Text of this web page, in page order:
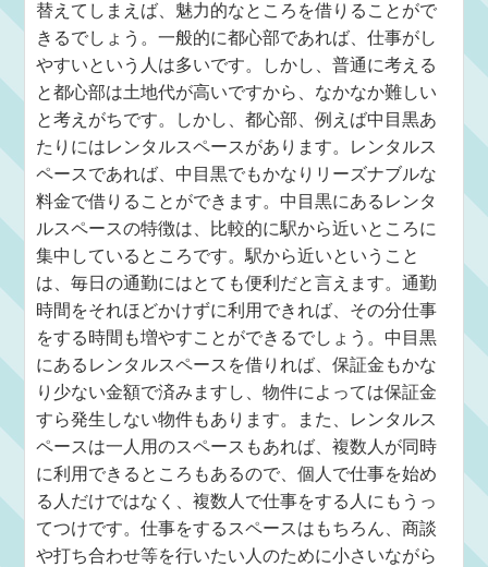
替えてしまえば、魅力的なところを借りることがで
きるでしょう。一般的に都心部であれば、仕事がし
やすいという人は多いです。しかし、普通に考える
と都心部は土地代が高いですから、なかなか難しい
と考えがちです。しかし、都心部、例えば中目黒あ
たりにはレンタルスペースがあります。レンタルス
ペースであれば、中目黒でもかなりリーズナブルな
料金で借りることができます。中目黒にあるレンタ
ルスペースの特徴は、比較的に駅から近いところに
集中しているところです。駅から近いということ
は、毎日の通勤にはとても便利だと言えます。通勤
時間をそれほどかけずに利用できれば、その分仕事
をする時間も増やすことができるでしょう。中目黒
にあるレンタルスペースを借りれば、保証金もかな
り少ない金額で済みますし、物件によっては保証金
すら発生しない物件もあります。また、レンタルス
ペースは一人用のスペースもあれば、複数人が同時
に利用できるところもあるので、個人で仕事を始め
る人だけではなく、複数人で仕事をする人にもうっ
てつけです。仕事をするスペースはもちろん、商談
や打ち合わせ等を行いたい人のために小さいながら